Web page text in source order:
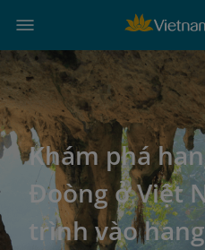
Khám phá
Đoòng ở Việt
trình vào